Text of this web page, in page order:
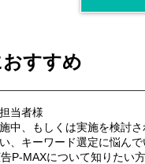
すすめ
当者様
中、もしくは実施を検討
、キーワード選定に悩ん
P-MAXについて知りたい方